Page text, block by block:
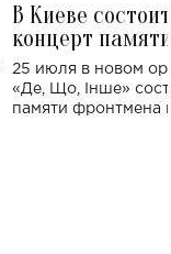
В Киеве
концерт
Клименко:
исполнят песни
25 июля в новом
«Де, Що, Інше»
памяти фронтмена